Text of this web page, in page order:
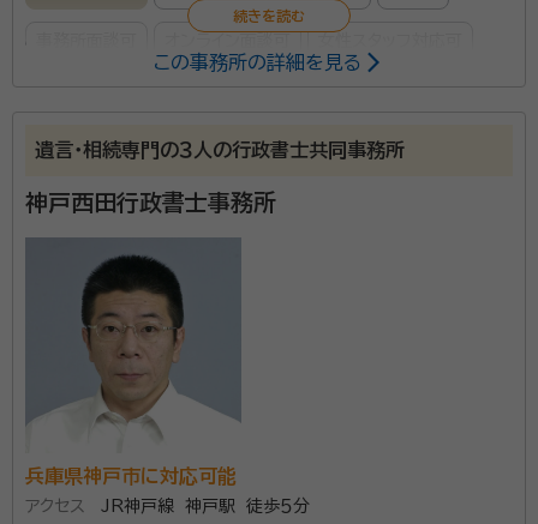
田村 実貴雄（タムラ ミキオ） 特定行政書士・宅地建物取引士
戸籍収集・遺産分割協議書作成・預貯金の解約・不動産
な方・ご多忙の方にとっては大きな負担です。 当事務所
は、弁護士・司法書士・税理士等とも連携しながら相続手
続きの専門家として、手続き面のサポートに留まらず、
お客様のお気持ちに寄り添いながらお手伝いすること
を心がけています。 また相続手続きだけでなく、生前対
策として遺言書・死後事務委任契約書等の作成や身元保
証業務のサービスも提供しております。 私はこれまで
に、遺言書があれば防げた紛争を沢山見てきました。揉
行政書士
兵庫県行政書士会
この事務所の詳細を見る
遺言・相続専門の３人の行政書士共同事務所
神戸西田行政書士事務所
兵庫県神戸市に対応可能
アクセス
JR神戸線 神戸駅 徒歩５分